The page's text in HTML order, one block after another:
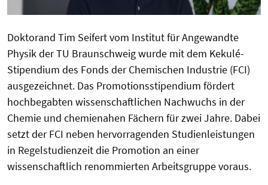
Doktorand Tim Seifert vom Institut für Angewandte
Physik der TU Braunschweig wurde mit dem Kekulé-
Stipendium des Fonds der Chemischen Industrie (FCI)
ausgezeichnet. Das Promotionsstipendium fördert
hochbegabten wissenschaftlichen Nachwuchs in der
Chemie und chemienahen Fächern für zwei Jahre. Dabei
setzt der FCI neben hervorragenden Studienleistungen
in Regelstudienzeit die Promotion an einer
wissenschaftlich renommierten Arbeitsgruppe voraus.